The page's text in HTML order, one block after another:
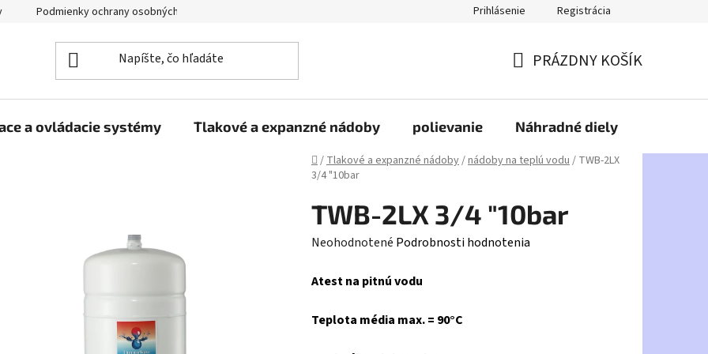
Podmienky ochrany osobných údajov Prihlásenie Registrácia
KOŠÍK
PRÁZDNY KOŠÍK
a ovládacie systémy Tlakové a expanzné nádoby polievanie Náhradné diely
Domov
/Tlakové a expanzné nádoby/nádoby na teplú vodu/ TWB-2LX
3/4 "10bar
TWB-2LX 3/4 "10bar
Priemerné
produktu
0,0
Neohodnotené Podrobnosti hodnotenia
Atest na pitnú vodu
Teplota média max. = 90°C